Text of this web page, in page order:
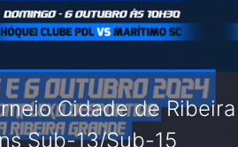
Cidade de
Sub-13/Sub-15